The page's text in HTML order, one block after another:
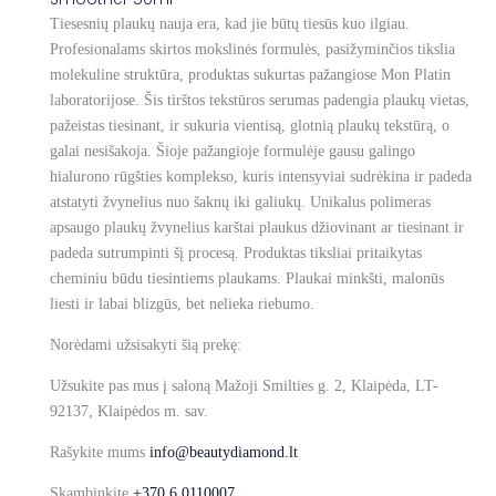
Tiesesnių plaukų nauja era, kad jie būtų tiesūs kuo ilgiau.
Profesionalams skirtos mokslinės formulės, pasižyminčios tikslia
molekuline struktūra, produktas sukurtas pažangiose Mon Platin
laboratorijose. Šis tirštos tekstūros serumas padengia plaukų vietas,
pažeistas tiesinant, ir sukuria vientisą, glotnią plaukų tekstūrą, o
galai nesišakoja. Šioje pažangioje formulėje gausu galingo
hialurono rūgšties komplekso, kuris intensyviai sudrėkina ir padeda
atstatyti žvynelius nuo šaknų iki galiukų. Unikalus polimeras
apsaugo plaukų žvynelius karštai plaukus džiovinant ar tiesinant ir
padeda sutrumpinti šį procesą. Produktas tiksliai pritaikytas
cheminiu būdu tiesintiems plaukams. Plaukai minkšti, malonūs
liesti ir labai blizgūs, bet nelieka riebumo.
Norėdami užsisakyti šią prekę:
Užsukite pas mus į saloną Mažoji Smilties g. 2, Klaipėda, LT-
92137, Klaipėdos m. sav.
Rašykite mums info@beautydiamond.lt